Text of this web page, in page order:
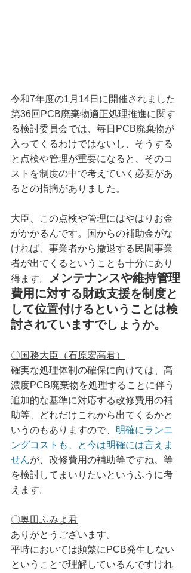
令和7年度の1月14日に開催されました
第36回PCB廃棄物適正処理推進に関す
る検討委員会では、毎日PCB廃棄物が
入ってくるわけではないし、そうする
と点検や管理が重要になると、そのコ
ストを制度の中で考えていく必要があ
るとの指摘がありました。
大臣、この点検や管理にはやはりお金
がかかるんです。国からの補助金がな
ければ、事業者から撤退する民間事業
者が出てくるということも十分にあり
得ます。
メンテナンスや維持管理
費用に対する財政支援を制度と
して位置付けるということは検
討されていますでしょうか。
〇国務大臣（石原宏高君）
確実な処理体制の確保に向けては、高
濃度PCB廃棄物を処理することに伴う
追加的な基準に対応する改修費用の補
助等、どれだけこれから出てくるかと
いうのもありますので、 明確にランニ
ングコストも、と今は明確には言えま
せんが、改修費用の補助等ですね、等
を検討してまいりたいというふうに考
えます。
〇奥田ふみよ君
ありがとうございます。
平時においては頻繁にPCB発生しない
ということで理解しているんですけれ